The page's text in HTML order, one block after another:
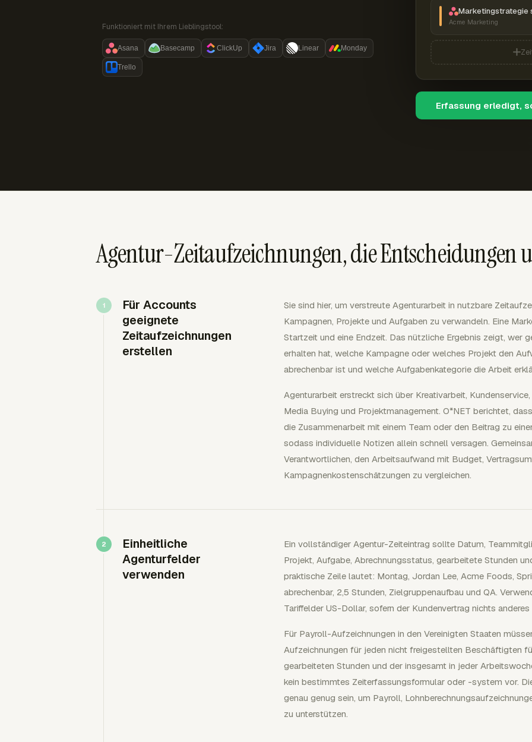
Funktioniert mit Ihrem Lieblingstool:
Asana Basecamp ClickUp Jira Linear Monday
Trello
Marketingstrategie
Acme Marketing
Erfassung erledigt,
Agentur-Zeitaufzeichnungen, die Entscheidungen
Für Accounts
geeignete
Zeitaufzeichnungen
erstellen
Sie sind hier, um verstreute Agenturarbeit in nutzbare
Kampagnen, Projekte und Aufgaben zu verwandeln. Eine
Startzeit und eine Endzeit. Das nützliche Ergebnis zeigt, wer
erhalten hat, welche Kampagne oder welches Projekt den
abrechenbar ist und welche Aufgabenkategorie die Arbeit
Agenturarbeit erstreckt sich über Kreativarbeit,
Media Buying und Projektmanagement. O*NET berichtet,
die Zusammenarbeit mit einem Team oder den Beitrag zu
sodass individuelle Notizen allein schnell versagen.
Verantwortlichen, den Arbeitsaufwand mit Budget,
Kampagnenkostenschätzungen zu vergleichen.
Einheitliche
Agenturfelder
verwenden
Ein vollständiger Agentur-Zeiteintrag sollte Datum,
Projekt, Aufgabe, Abrechnungsstatus, gearbeitete Stunden
praktische Zeile lautet: Montag, Jordan Lee, Acme Foods,
abrechenbar, 2,5 Stunden, Zielgruppenaufbau und QA.
Tariffelder US-Dollar, sofern der Kundenvertrag nichts
Für Payroll-Aufzeichnungen in den Vereinigten Staaten
Aufzeichnungen für jeden nicht freigestellten Beschäftigten
gearbeiteten Stunden und der insgesamt in jeder
kein bestimmtes Zeiterfassungsformular oder -system vor.
genau genug sein, um Payroll,
zu unterstützen.